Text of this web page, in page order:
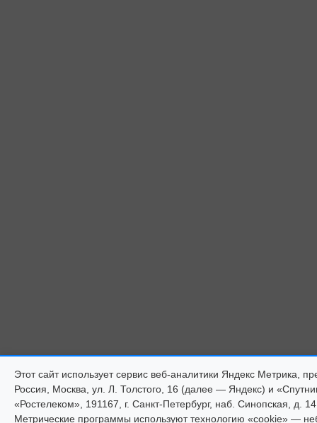
Этот сайт использует сервис веб-аналитики Яндекс
Россия, Москва, ул. Л. Толстого, 16 (далее — Яндекс) и
«Ростелеком», 191167, г. Санкт-Петербург, наб. Синопская, д.
Метрические программы используют технологию «cookie» —